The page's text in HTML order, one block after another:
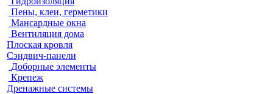
Пены, клеи, герметики
Мансардные окна
Вентиляция дома
Плоская кровля
Сэндвич-панели
Доборные элементы
Крепеж
Дренажные системы